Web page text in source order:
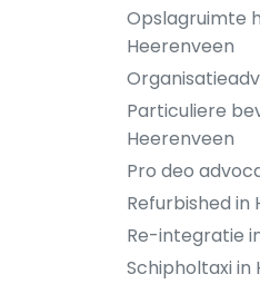
Opslagruimte
Heerenveen
Particuliere
Heerenveen
Pro deo
Refurbished in
Re-integratie
Schipholtaxi in